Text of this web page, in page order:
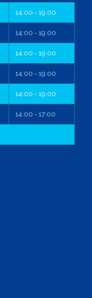
14:00 - 19:00
14:00 - 19:00
14:00 - 19:00
14:00 - 19:00
14:00 - 19:00
14:00 - 17:00